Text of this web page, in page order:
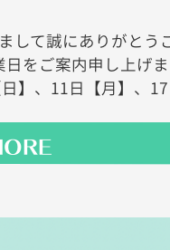
して誠にありがとう
をご案内申し上げ
】、11日【月】、